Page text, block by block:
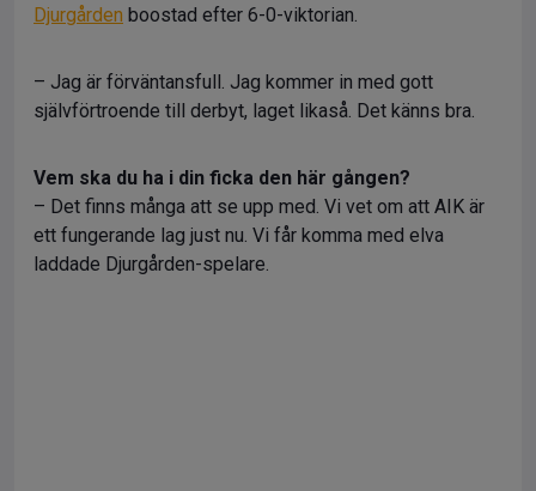
Djurgården boostad efter 6-0-viktorian.
– Jag är förväntansfull. Jag kommer in med gott
självförtroende till derbyt, laget likaså. Det känns bra.
Vem ska du ha i din ficka den här gången?
– Det finns många att se upp med. Vi vet om att AIK är
ett fungerande lag just nu. Vi får komma med elva
laddade Djurgården-spelare.